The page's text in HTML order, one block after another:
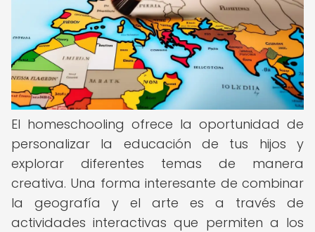
El homeschooling ofrece la oportunidad de
personalizar la educación de tus hijos y
explorar diferentes temas de manera
creativa. Una forma interesante de combinar
la geografía y el arte es a través de
actividades interactivas que permiten a los